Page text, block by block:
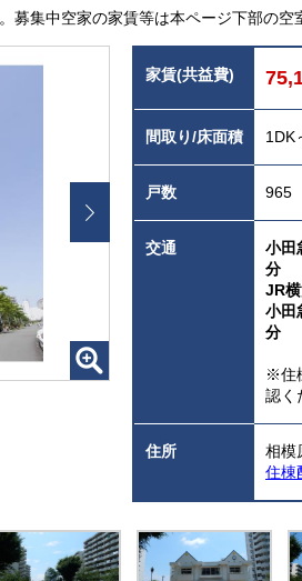
募集中空家の家賃等は本ページ下部の空
家賃(共益費)
間取り/床面積 1DK
戸数 965
交通
小田
分
JR
小田
分
※住
認く
住所
相模
住棟